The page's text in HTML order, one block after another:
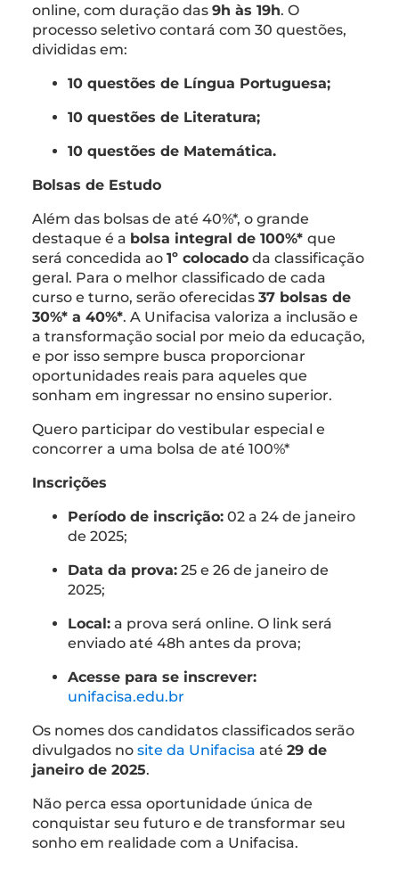
online, com duração das 9h às 19h. O
processo seletivo contará com 30 questões,
divididas em:
10 questões de Língua Portuguesa;
10 questões de Literatura;
10 questões de Matemática.
Bolsas de Estudo
Além das bolsas de até 40%*, o grande
destaque é a bolsa integral de 100%* que
será concedida ao 1º colocado da classificação
geral. Para o melhor classificado de cada
curso e turno, serão oferecidas 37 bolsas de
30%* a 40%*. A Unifacisa valoriza a inclusão e
a transformação social por meio da educação,
e por isso sempre busca proporcionar
oportunidades reais para aqueles que
sonham em ingressar no ensino superior.
Quero participar do vestibular especial e
concorrer a uma bolsa de até 100%*
Inscrições
Período de inscrição: 02 a 24 de janeiro
de 2025;
Data da prova: 25 e 26 de janeiro de
2025;
Local: a prova será online. O link será
enviado até 48h antes da prova;
Acesse para se inscrever:
unifacisa.edu.br
Os nomes dos candidatos classificados serão
divulgados no site da Unifacisa até 29 de
janeiro de 2025.
Não perca essa oportunidade única de
conquistar seu futuro e de transformar seu
sonho em realidade com a Unifacisa.